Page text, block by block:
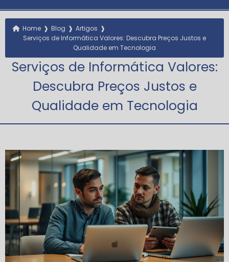
Home ❱ Blog ❱ Artigos ❱
Serviços de Informática Valores: Descubra Preços Justos e
Qualidade em Tecnologia
Serviços de Informática Valores:
Descubra Preços Justos e
Qualidade em Tecnologia